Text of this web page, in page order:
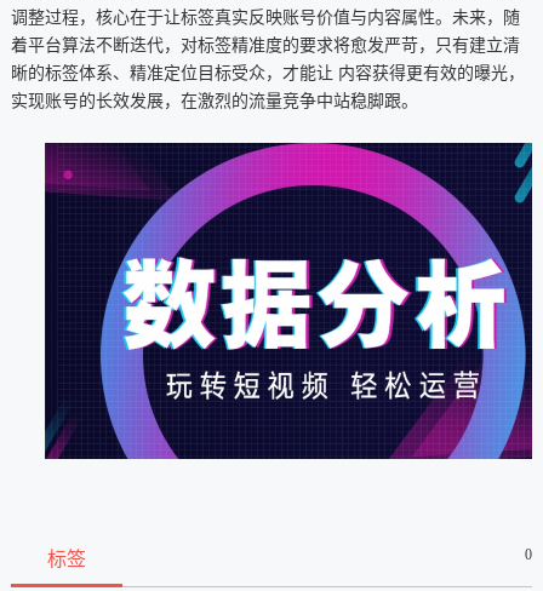
调整过程，核心在于让标签真实反映账号价值与内容属性。未来，随
着平台算法不断迭代，对标签精准度的要求将愈发严苛，只有建立清
晰的标签体系、精准定位目标受众，才能让 内容获得更有效的曝光，
实现账号的长效发展，在激烈的流量竞争中站稳脚跟。
标签 0